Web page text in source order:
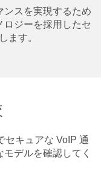
ンスを実現するため
ロジーを採用したセ
ます。
セキュアな VoIP 通
デルを確認してく